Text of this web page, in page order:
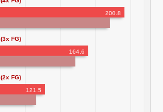
200.8
FG)
164.6
FG)
121.5